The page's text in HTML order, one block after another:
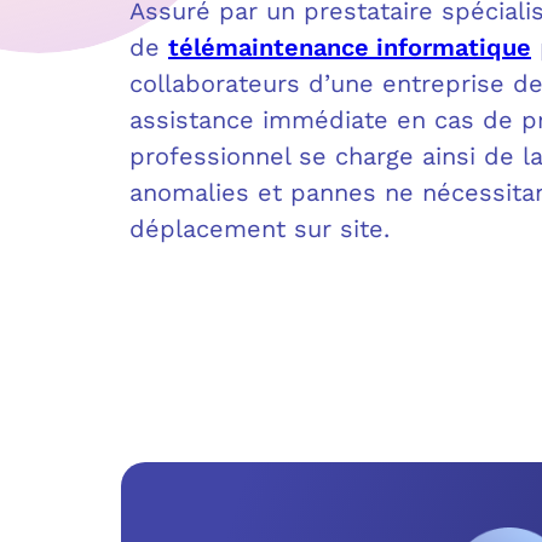
Assuré par un prestataire
de télémaintenance informatique
collaborateurs d’une entreprise
assistance immédiate en cas de
professionnel se charge ainsi de
anomalies et pannes ne
déplacement sur site.